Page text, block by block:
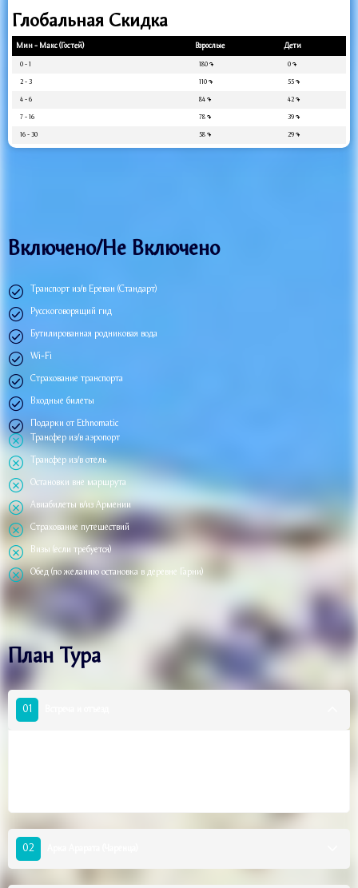
Глобальная Скидка
Мин - Макс (Гостей) Взрослые Дети
0 - 1 180֏ 0֏
2 - 3
110֏ 55֏
4 - 6
84֏ 42֏
7 - 16
78֏ 39֏
16 - 30
58֏ 29֏
Включено/Не Включено
Транспорт из/в Ереван (Стандарт)
Русскоговорящий гид
Бутилированная родниковая вода
Wi-Fi
Страхование транспорта
Входные билеты
Подарки от Ethnomatic
Трансфер из/в аэропорт
Трансфер из/в отель
Остановки вне маршрута
Авиабилеты в/из Армении
Страхование путешествий
Визы (если требуется)
Обед (по желанию остановка в деревне Гарни)
План Тура
01
02